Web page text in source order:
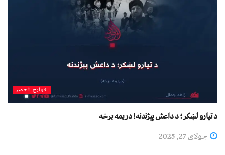
خوارج العصر
د تیارو لښکر؛ د داعش پېژندنه! دریمه برخه
جولای 27, 2025